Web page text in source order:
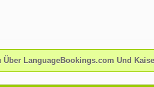
Über LanguageBookings.com Und